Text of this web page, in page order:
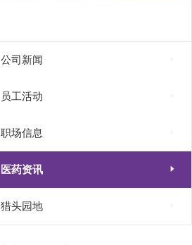
公司新闻
员工活动
职场信息
医药资讯 
猎头园地